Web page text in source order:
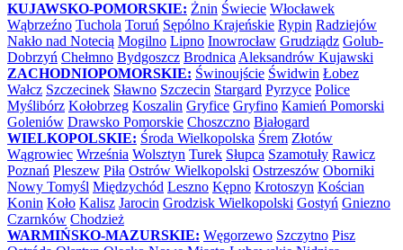
KUJAWSKO-POMORSKIE: Żnin Świecie Włocławek
Wąbrzeźno Tuchola Toruń Sępólno Krajeńskie Rypin Radziejów
Nakło nad Notecią Mogilno Lipno Inowrocław Grudziądz Golub-
Dobrzyń Chełmno Bydgoszcz Brodnica Aleksandrów Kujawski
ZACHODNIOPOMORSKIE: Świnoujście Świdwin Łobez
Wałcz Szczecinek Sławno Szczecin Stargard Pyrzyce Police
Myślibórz Kołobrzeg Koszalin Gryfice Gryfino Kamień Pomorski
Goleniów Drawsko Pomorskie Choszczno Białogard
WIELKOPOLSKIE: Środa Wielkopolska Śrem Złotów
Wągrowiec Września Wolsztyn Turek Słupca Szamotuły Rawicz
Poznań Pleszew Piła Ostrów Wielkopolski Ostrzeszów Oborniki
Nowy Tomyśl Międzychód Leszno Kępno Krotoszyn Kościan
Konin Koło Kalisz Jarocin Grodzisk Wielkopolski Gostyń Gniezno
Czarnków Chodzież
WARMIŃSKO-MAZURSKIE: Węgorzewo Szczytno Pisz